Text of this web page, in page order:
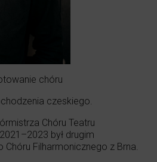
chóru
czeskiego.
Chóru Teatru
był drugim
Filharmonicznego z Brna.